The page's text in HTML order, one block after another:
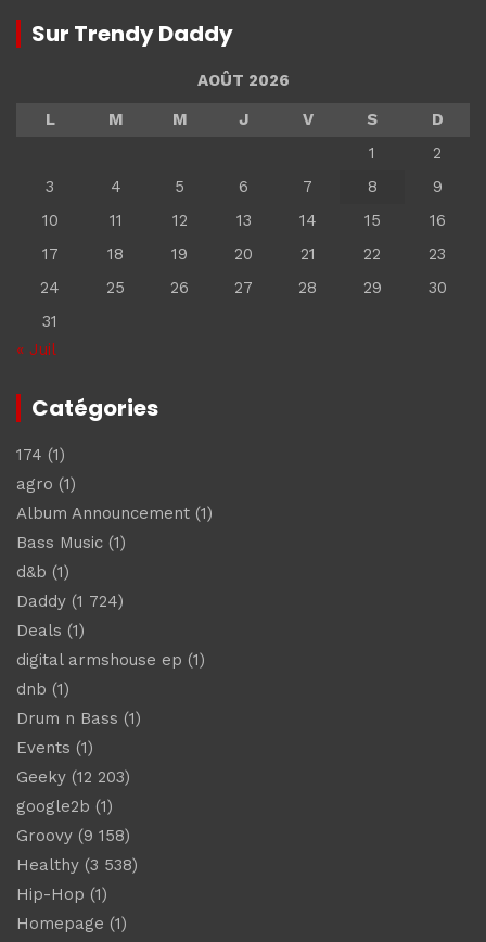
Sur Trendy Daddy
AOÛT 2026
L
M M J V S
D
1
2
3
4 5 6 7 8
9
10
11 12 13 14 15
16
17
18 19 20 21 22
23
24
25 26 27 28 29
30
31
« Juil
Catégories
174 (1)
agro (1)
Album Announcement (1)
Bass Music (1)
d&b (1)
Daddy (1 724)
Deals (1)
digital armshouse ep (1)
dnb (1)
Drum n Bass (1)
Events (1)
Geeky (12 203)
google2b (1)
Groovy (9 158)
Healthy (3 538)
Hip-Hop (1)
Homepage (1)